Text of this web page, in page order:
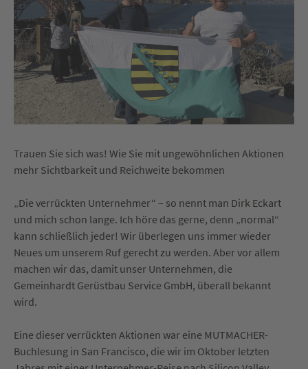
Trauen Sie sich was! Wie Sie mit ungewöhnlichen Aktionen
mehr Sichtbarkeit und Reichweite bekommen
„Die verrückten Unternehmer“ – so nennt man Dirk Eckart
und mich schon lange. Ich höre das gerne, denn „normal“
kann schließlich jeder! Wir überlegen uns immer wieder
Neues um unserem Ruf gerecht zu werden. Aber vor allem
machen wir das, damit unser Unternehmen, die
Gemeinhardt Gerüstbau Service GmbH, überall bekannt
wird.
Eine dieser verrückten Aktionen war eine MUTMACHER-
Buchlesung in San Francisco, die wir im Oktober letzten